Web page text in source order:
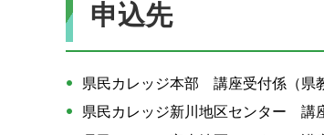
申込先
県民カレッジ本部 講座受付係（県
県民カレッジ新川地区センター 講